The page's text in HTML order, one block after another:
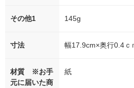
その他1 145g
寸法 幅17.9cm×奥行0.4ｃ
材質 ※お手
元に届いた商
紙